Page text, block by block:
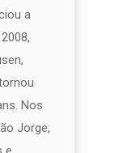
a
Nos
Jorge,